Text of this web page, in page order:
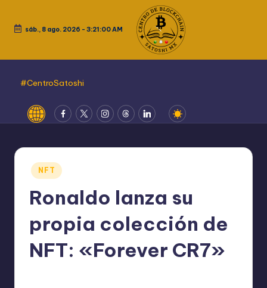
Saltar sáb., 8 ago. 2026 - 3:21:00 AM
#CentroSatoshi
Website
FcebookTwitterInstagramThreadsLinkedIn
Publicado
en
NFT
Ronaldo lanza su
propia colección de
NFT: «Forever CR7»